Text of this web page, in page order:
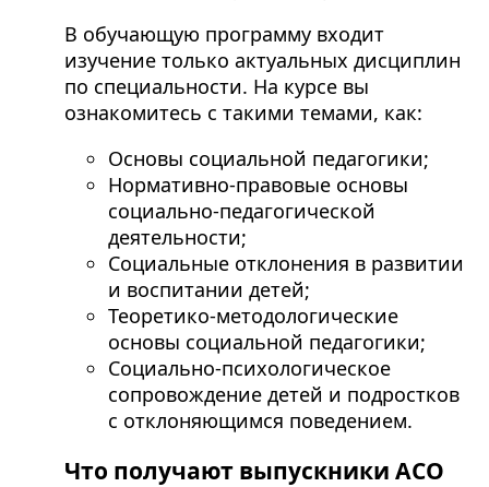
В обучающую программу входит
изучение только актуальных дисциплин
по специальности. На курсе вы
ознакомитесь с такими темами, как:
Основы социальной педагогики;
Нормативно-правовые основы
социально-педагогической
деятельности;
Социальные отклонения в развитии
и воспитании детей;
Теоретико-методологические
основы социальной педагогики;
Социально-психологическое
сопровождение детей и подростков
с отклоняющимся поведением.
Что получают выпускники АСО